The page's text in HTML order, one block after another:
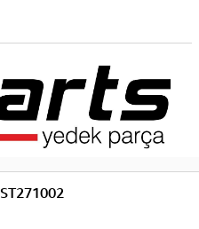
ST271002